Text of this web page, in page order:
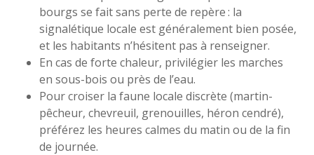
bourgs se fait sans perte de repère : la
signalétique locale est généralement bien posée,
et les habitants n’hésitent pas à renseigner.
En cas de forte chaleur, privilégier les marches
en sous-bois ou près de l’eau.
Pour croiser la faune locale discrète (martin-
pêcheur, chevreuil, grenouilles, héron cendré),
préférez les heures calmes du matin ou de la fin
de journée.